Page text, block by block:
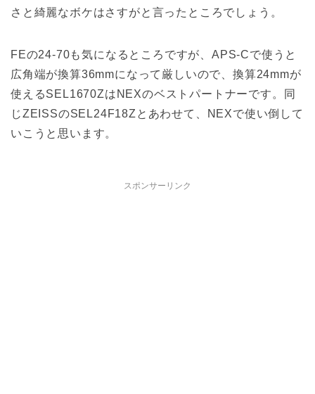
さと綺麗なボケはさすがと言ったところでしょう。
FEの24-70も気になるところですが、APS-Cで使うと
広角端が換算36mmになって厳しいので、換算24mmが
使えるSEL1670ZはNEXのベストパートナーです。同
じZEISSのSEL24F18Zとあわせて、NEXで使い倒して
いこうと思います。
スポンサーリンク